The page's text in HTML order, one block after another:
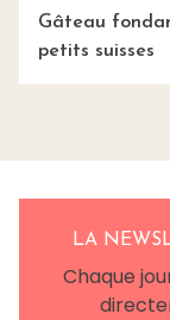
Gâteau
petits suisses
LA
Chaque